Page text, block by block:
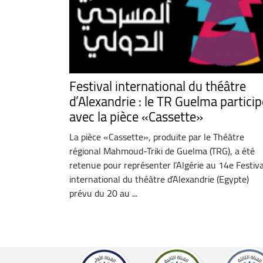
Festival international du théâtre
d’Alexandrie : le TR Guelma
avec la pièce «Cassette»
La pièce «Cassette», produite par le Théâtre
régional Mahmoud-Triki de Guelma (TRG), a été
retenue pour représenter l’Algérie au 14e
international du théâtre d’Alexandrie (Egypte)
prévu du 20 au ...